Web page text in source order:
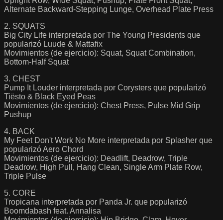
Alternate Backward-Stepping Lunge, Overhead Plate Press
2. SQUATS
Big City Life interpretada por The Young Presidents que
popularizó Luude & Mattafix
Movimientos (de ejercicio): Squat, Squat Combination,
Bottom-Half Squat
3. CHEST
Pump It Louder interpretada por Corysters que popularizó
Tiësto & Black Eyed Peas
Movimientos (de ejercicio): Chest Press, Pulse Mid Grip
Pushup
4. BACK
My Feet Don't Work No More interpretada por Splasher que
popularizó Aero Chord
Movimientos (de ejercicio): Deadlift, Deadrow, Triple
Deadrow, High Pull, Hang Clean, Single Arm Plate Row,
Triple Pulse
5. CORE
Tropicana interpretada por Panda Jr. que popularizó
Boomdabash feat. Annalisa